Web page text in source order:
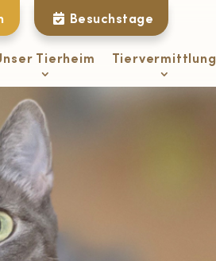
Besuchstage
Tierheim Tiervermittlung